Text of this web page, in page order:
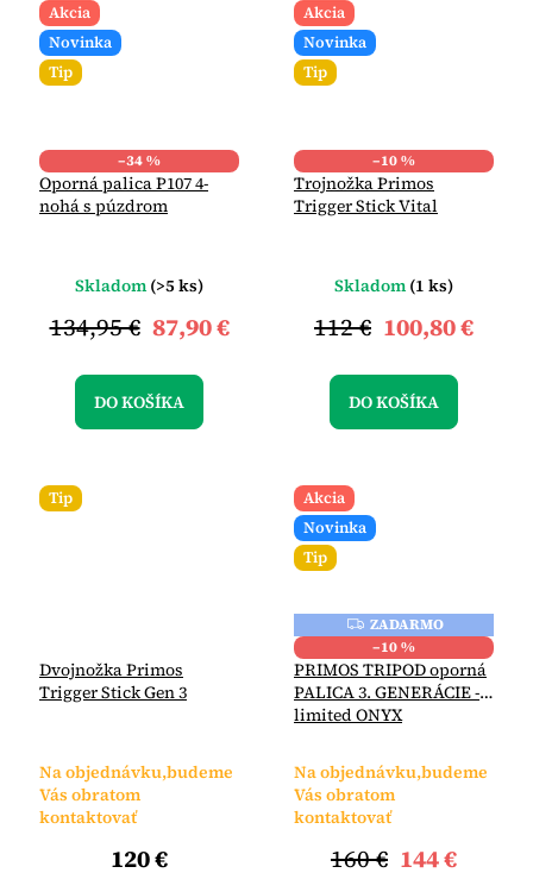
Akcia
Novinka
Tip
–34 %
Oporná palica P107 4-
nohá s púzdrom
Skladom (>5 ks)
87,90 €
134,95 €
DO KOŠÍKA
Akcia
Novinka
Tip
–10 %
Trojnožka Primos
Trigger Stick Vital
Skladom (1 ks)
100,80 €
112 €
DO KOŠÍKA
Tip
Dvojnožka Primos
Trigger Stick Gen 3
Na objednávku,budeme
Vás obratom
kontaktovať
120 €
Akcia
Novinka
Tip
Z
A
D
A
R
M
O
ZADARMO
–10 %
PRIMOS TRIPOD oporná
PALICA 3. GENERÁCIE -
limited ONYX
Na objednávku,budeme
Vás obratom
kontaktovať
144 €
160 €